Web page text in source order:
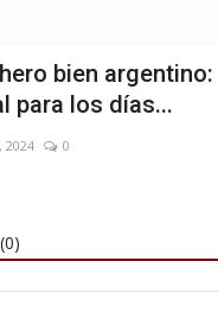
bien
para los días...
2024 0
0)
a la